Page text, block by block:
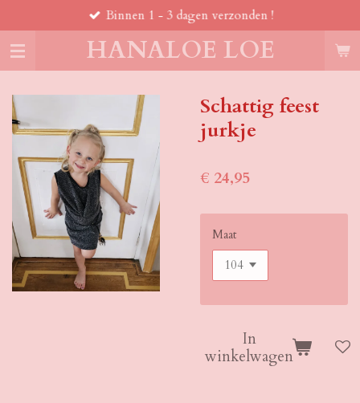
direct
naar
de
HANALOE LOE
Binnen 1 - 3 dagen verzonden !
Schattig feest
jurkje
€ 24,95
Maat
In
winkelwagen